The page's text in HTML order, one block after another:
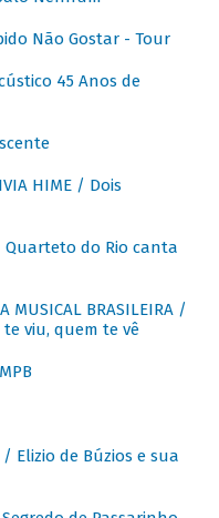
Não Gostar - Tour
45 Anos de
HIME / Dois
/ Quarteto do Rio canta
MUSICAL BRASILEIRA /
viu, quem te vê
/ Elizio de Búzios e sua